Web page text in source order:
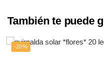
También te puede
-20%